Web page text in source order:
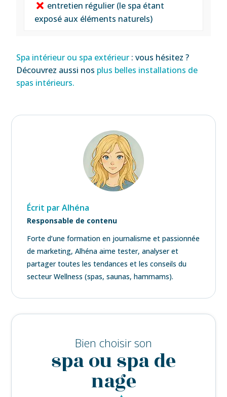
entretien régulier (le spa étant
exposé aux éléments naturels)
Spa intérieur ou spa extérieur : vous hésitez ?
Découvrez aussi nos plus belles installations de
spas intérieurs.
Écrit par Alhéna
Responsable de contenu
Forte d’une formation en journalisme et passionnée
de marketing, Alhéna aime tester, analyser et
partager toutes les tendances et les conseils du
secteur Wellness (spas, saunas, hammams).
Bien choisir son
spa ou spa de
nage